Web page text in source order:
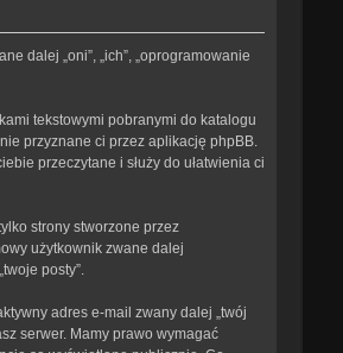
dalej „oni”, „ich”, „oprogramowanie
tekstowymi pobranymi do katalogu
przyznane ci przez aplikację phpBB.
przeczytane i służy do ułatwienia ci
strony stworzone przez
użytkownik zwane dalej
posty”.
adres e-mail zwany dalej „twój
serwer. Mamy prawo wymagać